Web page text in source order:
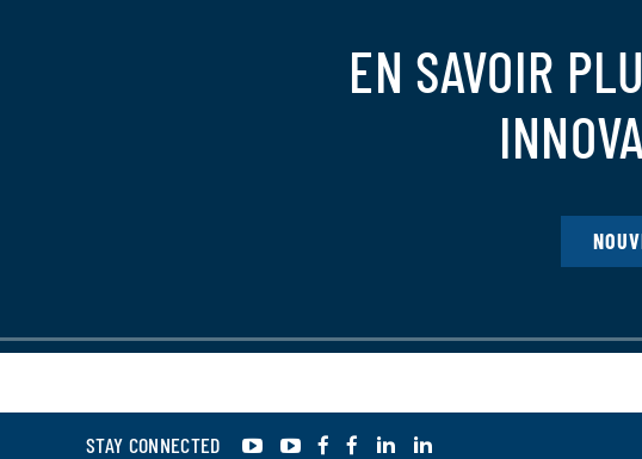
EN SAVOIR
STAY CONNECTED YouTubeYouTube
Facebook
Facebook
LinkedIn